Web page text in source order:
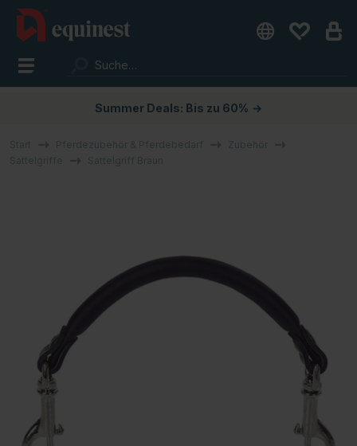
Summer Deals: Bis zu 60% →